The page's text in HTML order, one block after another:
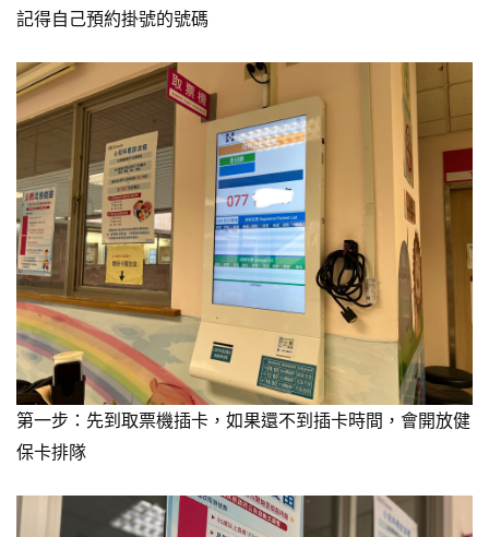
記得自己預約掛號的號碼
第一步：先到取票機插卡，如果還不到插卡時間，會開放健
保卡排隊